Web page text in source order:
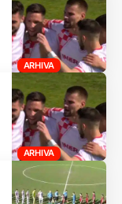
ARHIVA
ARHIVA